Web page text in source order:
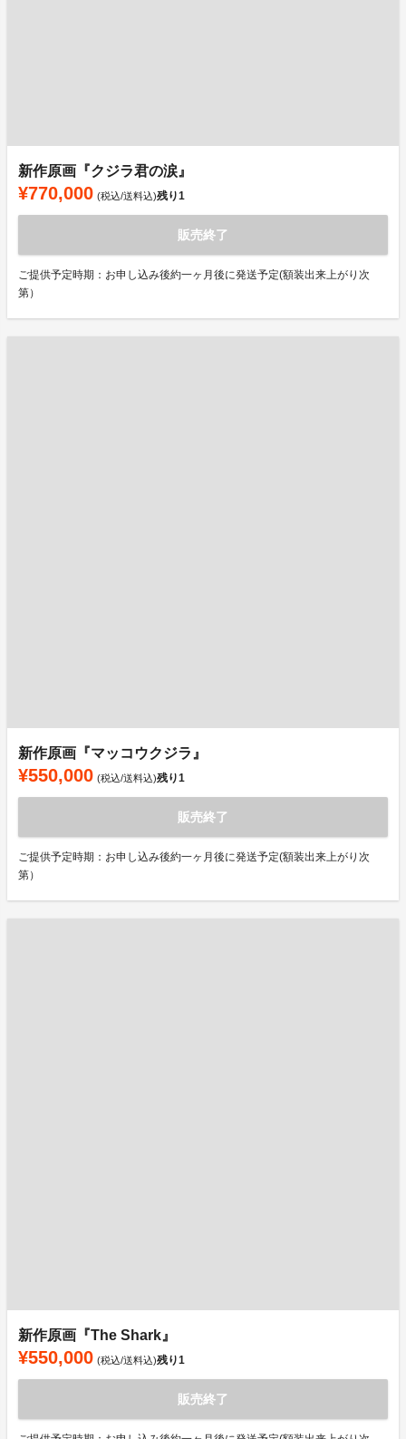
新作原画『クジラ君の涙』
¥770,000 (税込/送料込)残り1
販売終了
ご提供予定時期：お申し込み後約一ヶ月後に発送予定(額装出来上がり次
第）
新作原画『マッコウクジラ』
¥550,000 (税込/送料込)残り1
販売終了
ご提供予定時期：お申し込み後約一ヶ月後に発送予定(額装出来上がり次
第）
新作原画『The Shark』
¥550,000 (税込/送料込)残り1
販売終了